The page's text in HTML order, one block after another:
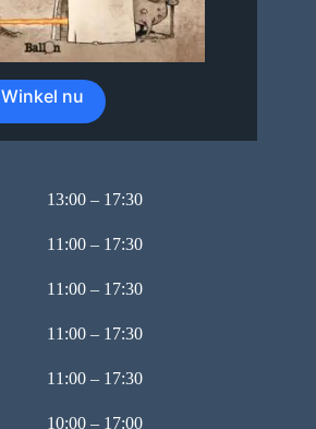
Winkel nu
13:00 – 17:30
11:00 – 17:30
11:00 – 17:30
11:00 – 17:30
11:00 – 17:30
10:00 – 17:00